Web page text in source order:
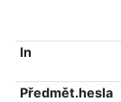
In
Předmět.hesla